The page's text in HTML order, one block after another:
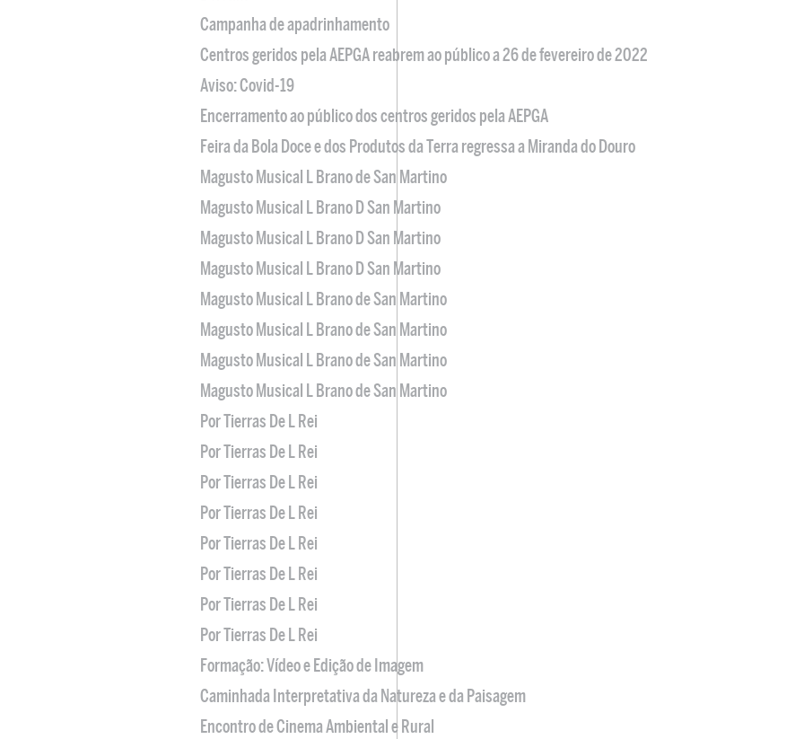
Campanha de apadrinhamento
Centros geridos pela AEPGA reabrem ao público a 26 de fevereiro de 2022
Aviso: Covid-19
Encerramento ao público dos centros geridos pela AEPGA
Feira da Bola Doce e dos Produtos da Terra regressa a Miranda do Douro
Magusto Musical L Brano de San Martino
Magusto Musical L Brano D San Martino
Magusto Musical L Brano D San Martino
Magusto Musical L Brano D San Martino
Magusto Musical L Brano de San Martino
Magusto Musical L Brano de San Martino
Magusto Musical L Brano de San Martino
Magusto Musical L Brano de San Martino
Por Tierras De L Rei
Por Tierras De L Rei
Por Tierras De L Rei
Por Tierras De L Rei
Por Tierras De L Rei
Por Tierras De L Rei
Por Tierras De L Rei
Por Tierras De L Rei
Formação: Vídeo e Edição de Imagem
Caminhada Interpretativa da Natureza e da Paisagem
Encontro de Cinema Ambiental e Rural